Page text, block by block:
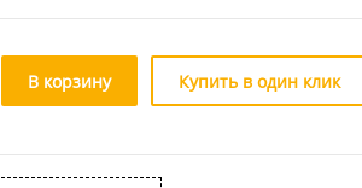
В корзину Купить в один клик